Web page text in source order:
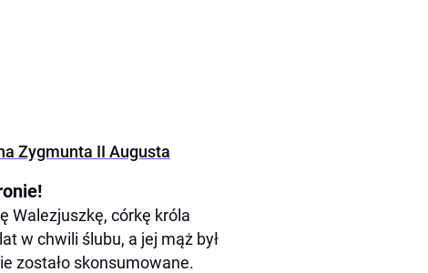
Zygmunta II Augusta
Walezjuszkę, córkę króla
w chwili ślubu, a jej mąż był
zostało skonsumowane.